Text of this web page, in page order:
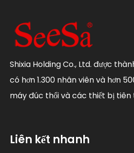
Shixia Holding Co., Ltd. được
có hơn 1.300 nhân viên và hơn
máy đúc thổi và các thiết bị tiên
Liên kết nhanh